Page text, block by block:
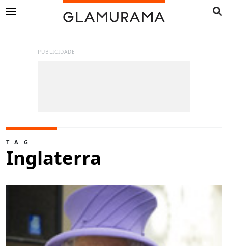
PUBLICIDADE
TAG
Inglaterra